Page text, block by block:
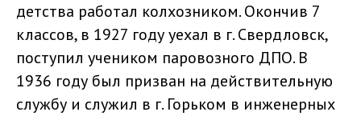
детства работал колхозником. Окончив 7
классов, в 1927 году уехал в г. Свердловск,
поступил учеником паровозного ДПО. В
1936 году был призван на действительную
службу и служил в г. Горьком в инженерных